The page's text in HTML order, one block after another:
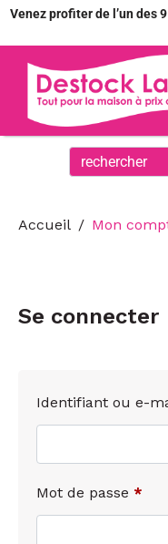
Venez profiter de l’un des
Accueil Mon
Se connecter
Identifiant ou e-
Mot de passe *